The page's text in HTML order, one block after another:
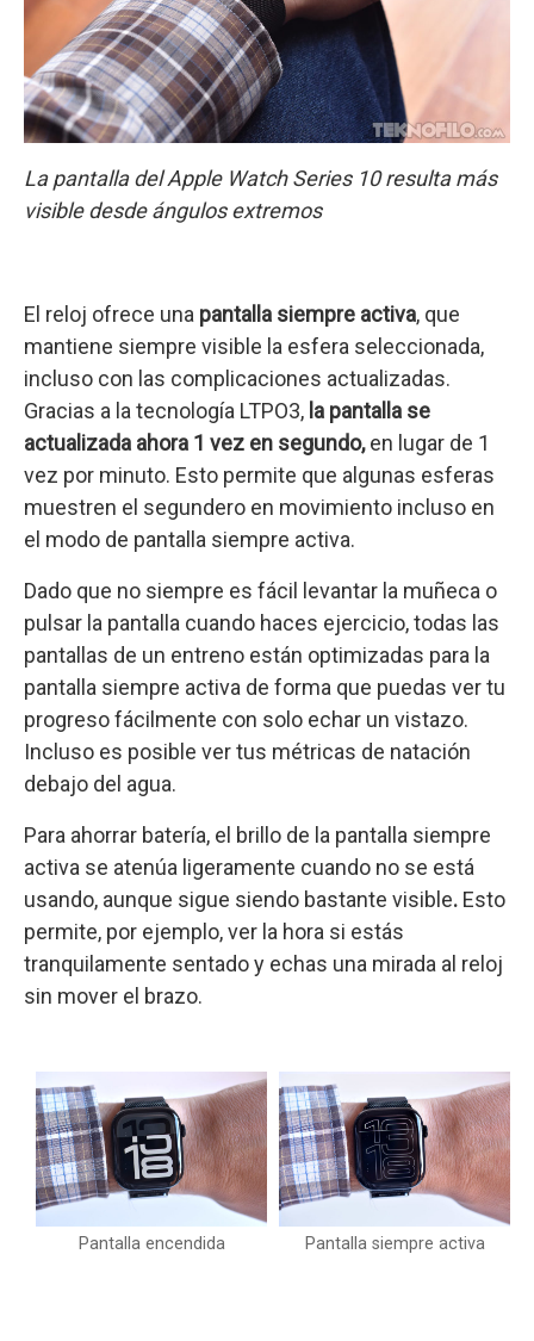
La pantalla del Apple Watch Series 10 resulta más
visible desde ángulos extremos
El reloj ofrece una pantalla siempre activa, que
mantiene siempre visible la esfera seleccionada,
incluso con las complicaciones actualizadas.
Gracias a la tecnología LTPO3, la pantalla se
actualizada ahora 1 vez en segundo,en lugar de 1
vez por minuto. Esto permite que algunas esferas
muestren el segundero en movimiento incluso en
el modo de pantalla siempre activa.
Dado que no siempre es fácil levantar la muñeca o
pulsar la pantalla cuando haces ejercicio, todas las
pantallas de un entreno están optimizadas para la
pantalla siempre activa de forma que puedas ver tu
progreso fácilmente con solo echar un vistazo.
Incluso es posible ver tus métricas de natación
debajo del agua.
Para ahorrar batería, el brillo de la pantalla siempre
activa se atenúa ligeramente cuando no se está
usando, aunque sigue siendo bastante visible. Esto
permite, por ejemplo, ver la hora si estás
tranquilamente sentado y echas una mirada al reloj
sin mover el brazo.
Pantalla encendida Pantalla siempre activa